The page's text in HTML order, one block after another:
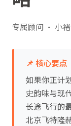
专属顾问 · 小褚
📌 核心要点
如果你正计
史韵味与现
长途飞行的
北京飞特隆